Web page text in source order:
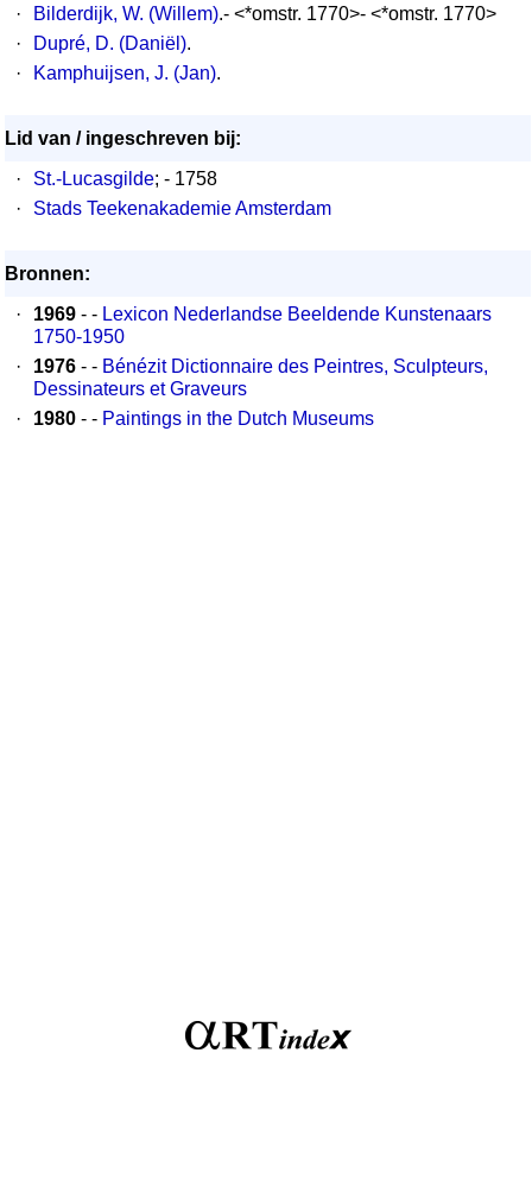
·
Bilderdijk, W. (Willem).- <*omstr. 1770>- <*omstr. 1770>
·
Dupré, D. (Daniël).
·
Kamphuijsen, J. (Jan).
Lid van / ingeschreven bij:
·
St.-Lucasgilde; - 1758
·
Stads Teekenakademie Amsterdam
Bronnen:
·
1969 - - Lexicon Nederlandse Beeldende Kunstenaars
1750-1950
·
1976 - - Bénézit Dictionnaire des Peintres, Sculpteurs,
Dessinateurs et Graveurs
·
1980 - - Paintings in the Dutch Museums